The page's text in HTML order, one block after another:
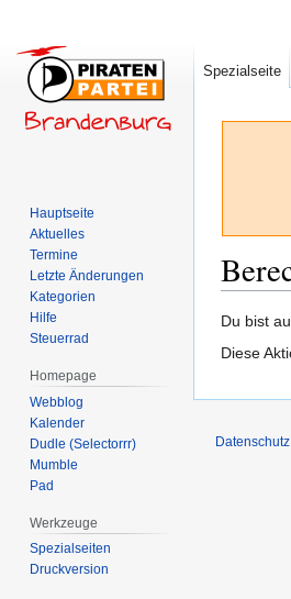
Zur
Navigation
Zur
Suche
Du bist
Diese
Spezialseite
Hauptseite
Aktuelles
Termine
Letzte Änderungen
Kategorien
Hilfe
Steuerrad
Homepage
Webblog
Kalender
Dudle (Selectorrr)
Mumble
Pad
Werkzeuge
Spezialseiten
Druckversion
Datenschutz